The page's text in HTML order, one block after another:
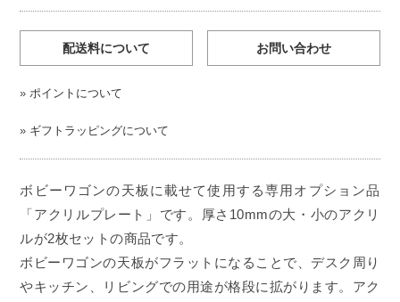
配送料について お問い合わせ
» ポイントについて
» ギフトラッピングについて
ボビーワゴンの天板に載せて使用する専用オプション品
「アクリルプレート」です。厚さ10mmの大・小のアクリ
ルが2枚セットの商品です。
ボビーワゴンの天板がフラットになることで、デスク周り
やキッチン、リビングでの用途が格段に拡がります。アク